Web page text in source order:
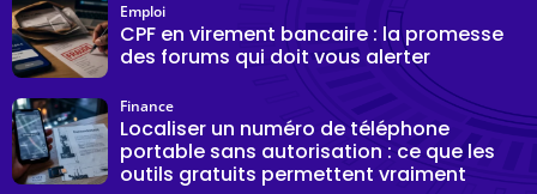
CPF en virement bancaire : la promesse
des forums qui doit vous alerter
Emploi
Localiser un numéro de téléphone
portable sans autorisation : ce que les
outils gratuits permettent vraiment
Finance